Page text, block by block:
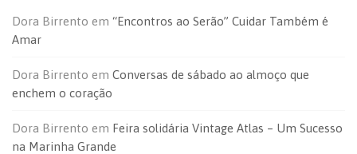
Dora Birrento em “Encontros ao Serão” Cuidar Também é
Amar
Dora Birrento em Conversas de sábado ao almoço que
enchem o coração
Dora Birrento em Feira solidária Vintage Atlas – Um Sucesso
na Marinha Grande